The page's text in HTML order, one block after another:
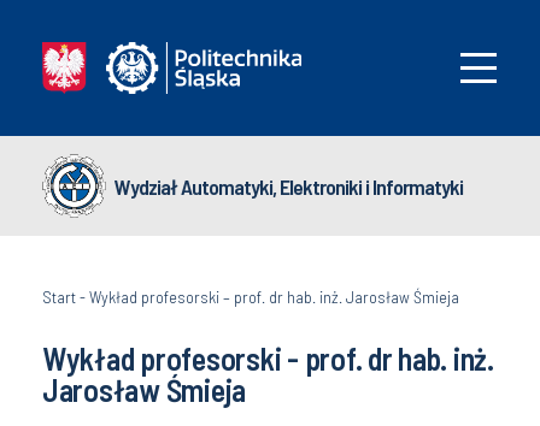
Wydział Automatyki, Elektroniki i Informatyki
Start-Wykład profesorski – prof. dr hab. inż. Jarosław Śmieja
Wykład profesorski - prof. dr hab. inż.
Jarosław Śmieja